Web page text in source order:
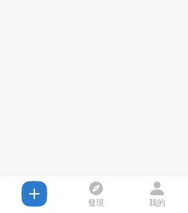
發現 我的